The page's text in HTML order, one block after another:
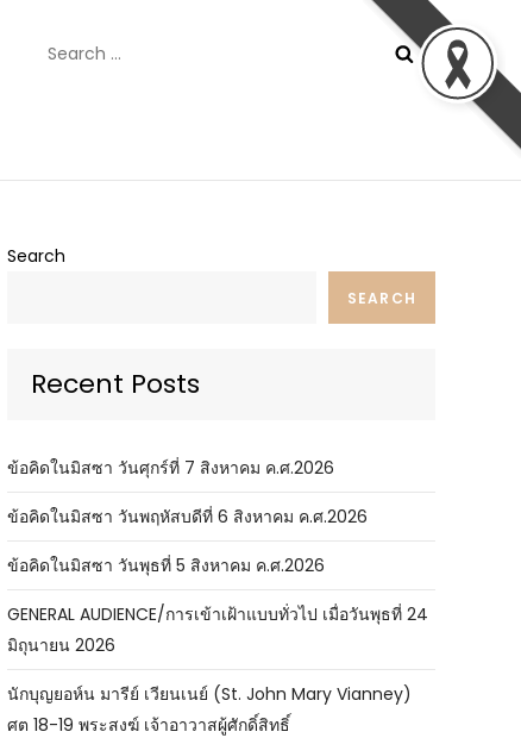
for:
Search
SEARCH
Recent Posts
ข้อคิดในมิสซา วันศุกร์ที่ 7 สิงหาคม ค.ศ.2026
ข้อคิดในมิสซา วันพฤหัสบดีที่ 6 สิงหาคม ค.ศ.2026
ข้อคิดในมิสซา วันพุธที่ 5 สิงหาคม ค.ศ.2026
GENERAL AUDIENCE/การเข้าเฝ้าแบบทั่วไป เมื่อวันพุธที่ 24
มิถุนายน 2026
นักบุญยอห์น มารีย์ เวียนเนย์ (St. John Mary Vianney)
ศต 18-19 พระสงฆ์ เจ้าอาวาสผู้ศักดิ์สิทธิ์